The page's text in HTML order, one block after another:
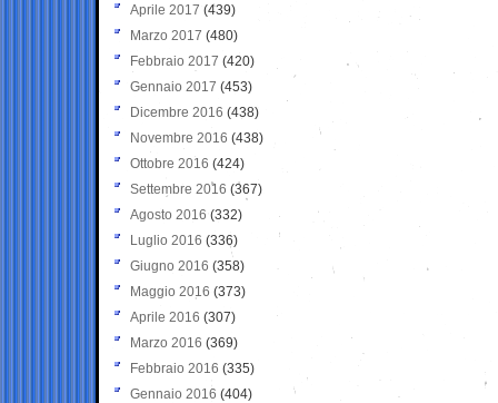
Aprile 2017 (439)
Marzo 2017 (480)
Febbraio 2017 (420)
Gennaio 2017 (453)
Dicembre 2016 (438)
Novembre 2016 (438)
Ottobre 2016 (424)
Settembre 2016 (367)
Agosto 2016 (332)
Luglio 2016 (336)
Giugno 2016 (358)
Maggio 2016 (373)
Aprile 2016 (307)
Marzo 2016 (369)
Febbraio 2016 (335)
Gennaio 2016 (404)